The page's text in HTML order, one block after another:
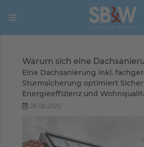
Warum sich eine
Eine Dachsanierung inkl.
Sturmsicherung optimiert
Energieeffizienz und
28.08.2025